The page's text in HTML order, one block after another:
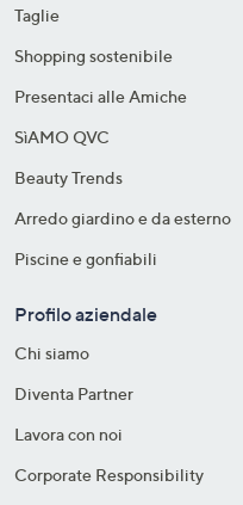
Taglie
Shopping sostenibile​
Presentaci alle Amiche
SìAMO QVC
Beauty Trends
Arredo giardino e da esterno
Piscine e gonfiabili
Profilo aziendale
Chi siamo
Diventa Partner
Lavora con noi
Corporate Responsibility